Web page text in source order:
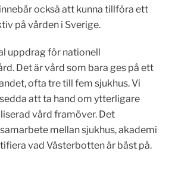
också att kunna tillföra ett
på vården i Sverige.
uppdrag för nationell
Det är vård som bara ges på ett
ofta tre till fem sjukhus. Vi
att ta hand om ytterligare
vård framöver. Det
mellan sjukhus, akademi
vad Västerbotten är bäst på.